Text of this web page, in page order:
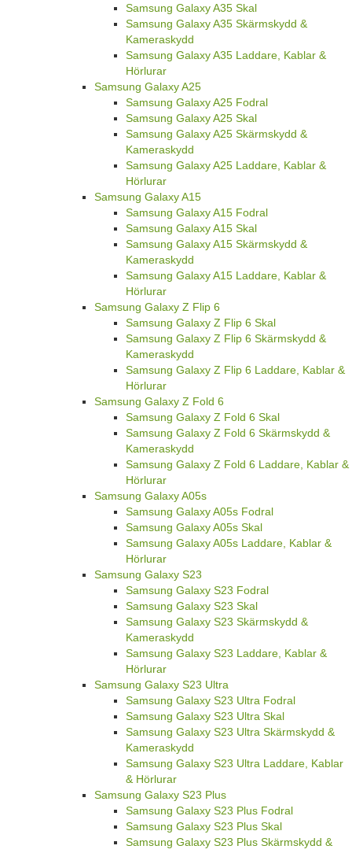
Samsung Galaxy A35 Skal
Samsung Galaxy A35 Skärmskydd &
Kameraskydd
Samsung Galaxy A35 Laddare, Kablar &
Hörlurar
Samsung Galaxy A25
Samsung Galaxy A25 Fodral
Samsung Galaxy A25 Skal
Samsung Galaxy A25 Skärmskydd &
Kameraskydd
Samsung Galaxy A25 Laddare, Kablar &
Hörlurar
Samsung Galaxy A15
Samsung Galaxy A15 Fodral
Samsung Galaxy A15 Skal
Samsung Galaxy A15 Skärmskydd &
Kameraskydd
Samsung Galaxy A15 Laddare, Kablar &
Hörlurar
Samsung Galaxy Z Flip 6
Samsung Galaxy Z Flip 6 Skal
Samsung Galaxy Z Flip 6 Skärmskydd &
Kameraskydd
Samsung Galaxy Z Flip 6 Laddare, Kablar &
Hörlurar
Samsung Galaxy Z Fold 6
Samsung Galaxy Z Fold 6 Skal
Samsung Galaxy Z Fold 6 Skärmskydd &
Kameraskydd
Samsung Galaxy Z Fold 6 Laddare, Kablar &
Hörlurar
Samsung Galaxy A05s
Samsung Galaxy A05s Fodral
Samsung Galaxy A05s Skal
Samsung Galaxy A05s Laddare, Kablar &
Hörlurar
Samsung Galaxy S23
Samsung Galaxy S23 Fodral
Samsung Galaxy S23 Skal
Samsung Galaxy S23 Skärmskydd &
Kameraskydd
Samsung Galaxy S23 Laddare, Kablar &
Hörlurar
Samsung Galaxy S23 Ultra
Samsung Galaxy S23 Ultra Fodral
Samsung Galaxy S23 Ultra Skal
Samsung Galaxy S23 Ultra Skärmskydd &
Kameraskydd
Samsung Galaxy S23 Ultra Laddare, Kablar
& Hörlurar
Samsung Galaxy S23 Plus
Samsung Galaxy S23 Plus Fodral
Samsung Galaxy S23 Plus Skal
Samsung Galaxy S23 Plus Skärmskydd &